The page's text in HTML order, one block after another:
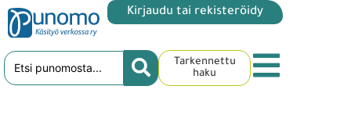
Kirjaudu tai rekisteröidy
Tarkennettu
haku